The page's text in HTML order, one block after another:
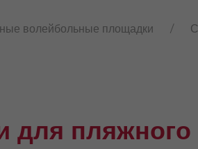
волейбольные площадки
для